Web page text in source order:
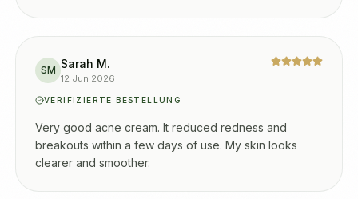
SM Sarah M.
12 Jun 2026
VERIFIZIERTE BESTELLUNG
Very good acne cream. It reduced redness and
breakouts within a few days of use. My skin looks
clearer and smoother.